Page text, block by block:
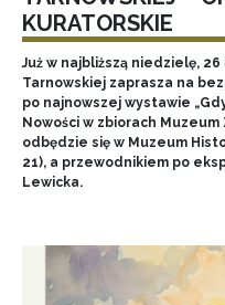
KURATORSKIE
Już w najbliższą niedzielę,
Tarnowskiej zaprasza na
po najnowszej wystawie
Nowości w zbiorach
odbędzie się w Muzeum
21), a przewodnikiem po
Lewicka.